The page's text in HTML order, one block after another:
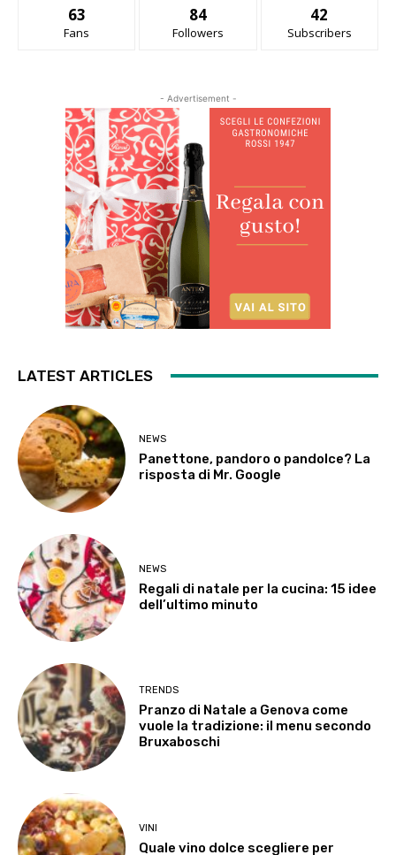
63
Fans
84
Followers
42
Subscribers
- Advertisement -
LATEST ARTICLES
NEWS
Panettone, pandoro o pandolce? La
risposta di Mr. Google
NEWS
Regali di natale per la cucina: 15 idee
dell’ultimo minuto
TRENDS
Pranzo di Natale a Genova come
vuole la tradizione: il menu secondo
Bruxaboschi
VINI
Quale vino dolce scegliere per